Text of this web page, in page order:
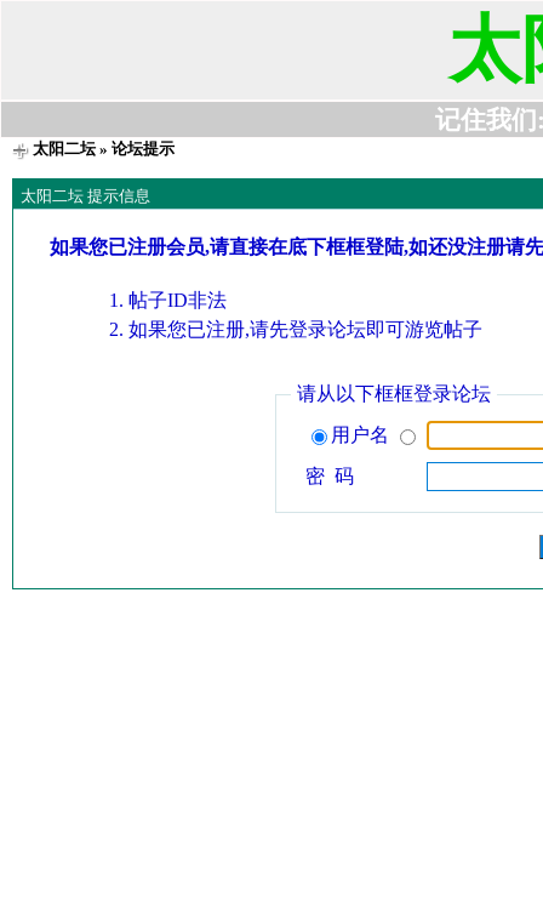
太
记住我们
太阳二坛» 论坛提示
太阳二坛 提示信息
如果您已注册会员,请直接在底下框框登陆,如还没注册请
帖子ID非法
如果您已注册,请先登录论坛即可游览帖子
请从以下框框登录论坛
用户名
密 码